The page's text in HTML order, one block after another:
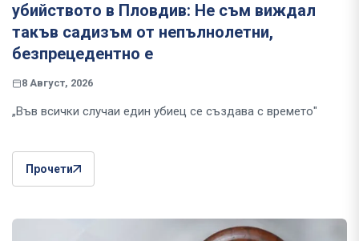
убийството в Пловдив: Не съм виждал
такъв садизъм от непълнолетни,
безпрецедентно е
8 Август, 2026
„Във всички случаи един убиец се създава с времето"
Прочети